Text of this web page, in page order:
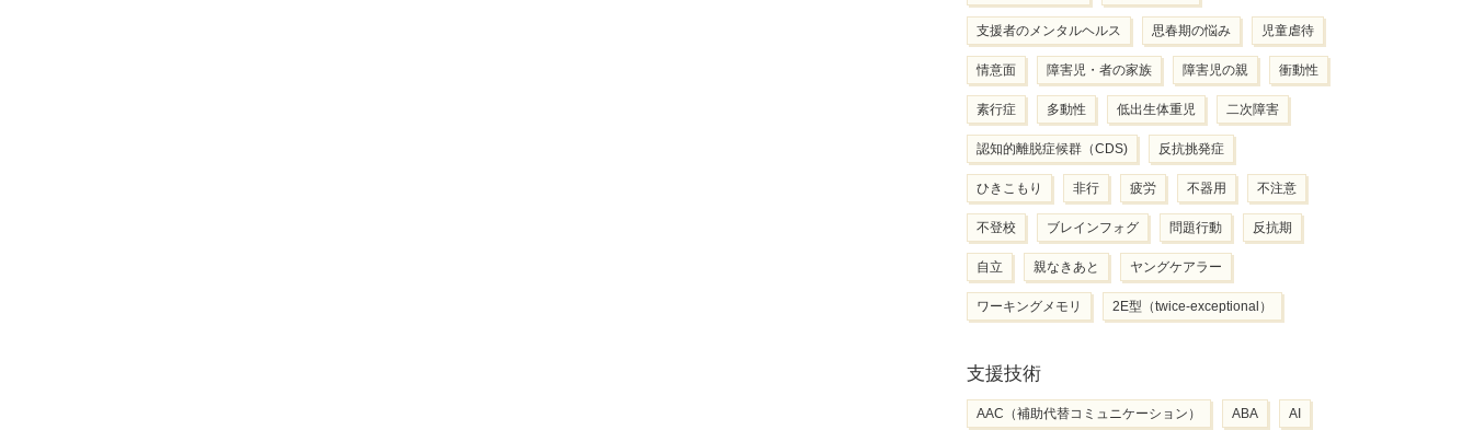
支援者のメンタルヘルス 思春期の悩み 児童虐待
情意面 障害児・者の家族 障害児の親 衝動性
素行症 多動性 低出生体重児 二次障害
認知的離脱症候群（CDS) 反抗挑発症
ひきこもり 非行 疲労 不器用 不注意
不登校 ブレインフォグ 問題行動 反抗期
自立 親なきあと ヤングケアラー
ワーキングメモリ 2E型（twice-exceptional）
支援技術
AAC（補助代替コミュニケーション） ABA AI